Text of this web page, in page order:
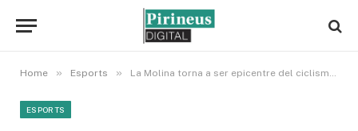
Home » Esports » La Molina torna a ser epicentre del ciclisme de muntanya amb la Copa d’Europa de Descens
ESPORTS